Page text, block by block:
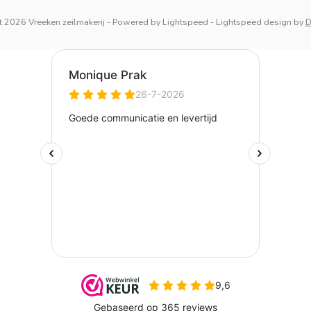
Vreeken zeilmakerij - Powered by Lightspeed - Lightspeed design by